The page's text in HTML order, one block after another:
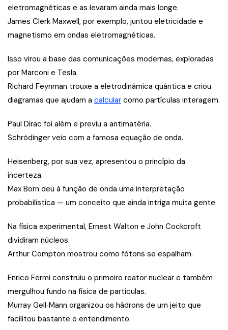
eletromagnéticas e as levaram ainda mais longe.
James Clerk Maxwell, por exemplo, juntou eletricidade e
magnetismo em ondas eletromagnéticas.
Isso virou a base das comunicações modernas, exploradas
por Marconi e Tesla.
Richard Feynman trouxe a eletrodinâmica quântica e criou
diagramas que ajudam a calcular como partículas interagem.
Paul Dirac foi além e previu a antimatéria.
Schrödinger veio com a famosa equação de onda.
Heisenberg, por sua vez, apresentou o princípio da
incerteza.
Max Born deu à função de onda uma interpretação
probabilística — um conceito que ainda intriga muita gente.
Na física experimental, Ernest Walton e John Cockcroft
dividiram núcleos.
Arthur Compton mostrou como fótons se espalham.
Enrico Fermi construiu o primeiro reator nuclear e também
mergulhou fundo na física de partículas.
Murray Gell‑Mann organizou os hádrons de um jeito que
facilitou bastante o entendimento.